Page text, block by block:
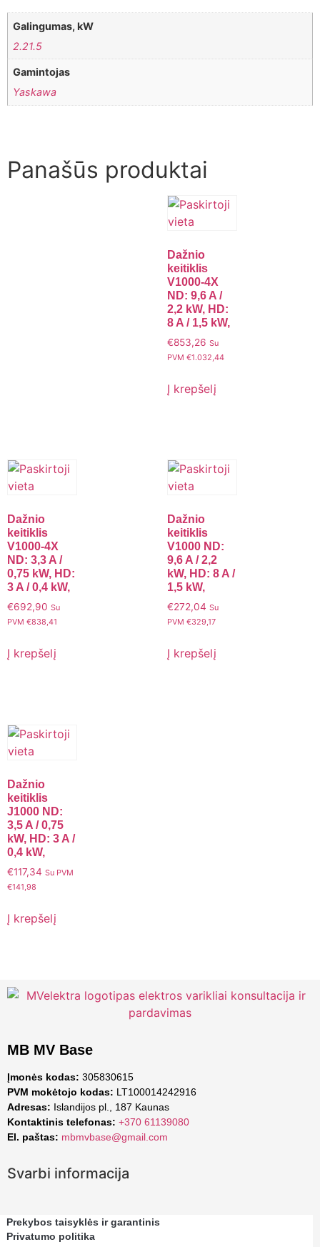
Galingumas, kW
2.21.5
Gamintojas
Yaskawa
Panašūs produktai
Dažnio
keitiklis
V1000-4X
ND: 9,6 A /
2,2 kW, HD:
8 A / 1,5 kW,
€853,26 Su
PVM €1.032,44
Į krepšelį
Dažnio
keitiklis
V1000-4X
ND: 3,3 A /
0,75 kW, HD:
3 A / 0,4 kW,
€692,90 Su
PVM €838,41
Į krepšelį
Dažnio
keitiklis
V1000 ND:
9,6 A / 2,2
kW, HD: 8 A /
1,5 kW,
€272,04 Su
PVM €329,17
Į krepšelį
Dažnio
keitiklis
J1000 ND:
3,5 A / 0,75
kW, HD: 3 A /
0,4 kW,
€117,34 Su PVM
€141,98
Į krepšelį
MB MV Base
Įmonės kodas: 305830615
PVM mokėtojo kodas: LT100014242916
Adresas: Islandijos pl., 187 Kaunas
Kontaktinis telefonas: +370 61139080
El. paštas: mbmvbase@gmail.com
Svarbi informacija
Prekybos taisyklės ir garantinis
Privatumo politika